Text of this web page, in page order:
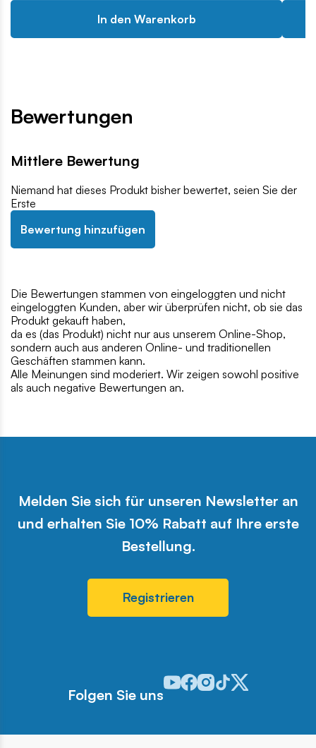
In den Warenkorb
Bewertungen
Mittlere Bewertung
Niemand hat dieses Produkt bisher bewertet, seien Sie der
Erste
Bewertung hinzufügen
Die Bewertungen stammen von eingeloggten und nicht
eingeloggten Kunden, aber wir überprüfen nicht, ob sie das
Produkt gekauft haben,
da es (das Produkt) nicht nur aus unserem Online-Shop,
sondern auch aus anderen Online- und traditionellen
Geschäften stammen kann.
Alle Meinungen sind moderiert. Wir zeigen sowohl positive
als auch negative Bewertungen an.
Melden Sie sich für unseren Newsletter an
und erhalten Sie 10% Rabatt auf Ihre erste
Bestellung.
Registrieren
Folgen Sie uns
Odwiedź nasz profil w serwisie
Odwiedź nasz profil w
Odwiedź nasz profil w
Odwiedź nasz profil
Odwiedź nasz